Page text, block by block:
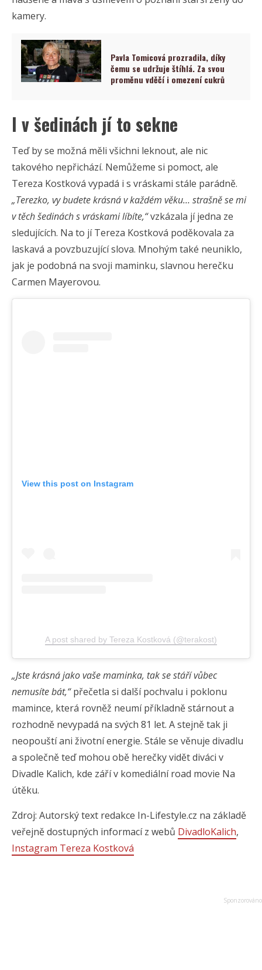
kamery.
Pavla Tomicová prozradila, díky
čemu se udržuje štíhlá. Za svou
proměnu vděčí i omezení cukrů
I v šedinách jí to sekne
Teď by se možná měli všichni leknout, ale nic
takového nepřichází. Nemůžeme si pomoct, ale
Tereza Kostková vypadá i s vráskami stále parádně.
„Terezko, vy budete krásná v každém věku… strašně se mi
v těch šedinách s vráskami líbíte,“vzkázala jí jedna ze
sledujících. Na to jí Tereza Kostková poděkovala za
laskavá a povzbuzující slova. Mnohým také neuniklo,
jak je podobná na svoji maminku, slavnou herečku
Carmen Mayerovou.
View this post on Instagram
A post shared by Tereza Kostková (@terakost)
„Jste krásná jako vaše maminka, tak se stáří vůbec
nemusíte bát,“přečetla si další pochvalu i poklonu
mamince, která rovněž neumí příkladně stárnout a
rozhodně nevypadá na svých 81 let. A stejně tak ji
neopouští ani životní energie. Stále se věnuje divadlu
a společně teď mohou obě herečky vidět diváci v
Divadle Kalich, kde září v komediální road movie Na
útěku.
Zdroj: Autorský text redakce In-Lifestyle.cz na základě
veřejně dostupných informací z webů DivadloKalich,
Instagram Tereza Kostková